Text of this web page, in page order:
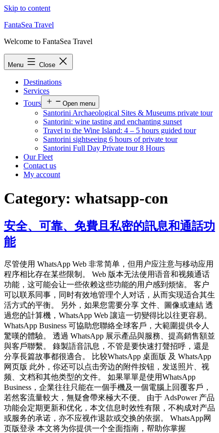
Skip to content
FantaSea Travel
Welcome to FantaSea Travel
Menu Close
Destinations
Services
Tours
Open menu
Santorini Archaeological Sites & Museums private tour
Santorini: wine tasting and enchanting sunset
Travel to the Wine Island: 4 – 5 hours guided tour
Santorini sightseeing 6 hours of private tour
Santorini Full Day Private tour 8 Hours
Our Fleet
Contact us
My account
Category: whatsapp-con
安全、可靠、免費且私密的訊息和通話功
能
尽管使用 WhatsApp Web 非常简单，但用户应注意与移动应用
程序相比存在某些限制。 Web 版本无法使用语音和视频通话
功能，这可能会让一些依赖这些功能的用户感到烦恼。 客户
可以联系同事，同时有效地管理个人对话，从而实现适合其生
活方式的平衡。 另外，如果您需要分享 文件、圖像或連結 透
過您的計算機，WhatsApp Web 讓這一切變得比以往更容易。
WhatsApp Business 可協助您聯絡全球客戶，大範圍提供令人
驚嘆的體驗。 透過 WhatsApp 展示產品與服務、提高銷售額並
與客戶聯繫。 錄製語音訊息，不管是要快速打聲招呼，還是
分享長篇故事都很適合。 比较WhatsApp 桌面版 及 WhatsApp
网页版 此外，你还可以点击旁边的附件按钮，发送照片、视
频、文档和其他类型的文件。 如果單單是使用WhatsApp
Business，企業往往只能在一個手機及一個電腦上回覆客戶，
若然客流量較大，無疑會帶來極大不便。 由于 AdsPower 产品
功能会定期更新和优化，本文信息时效性有限，不构成对产品
或服务的承诺，亦不应视作退款或交换的依据。 WhatsApp网
页版登录 本文将为你提供一个全面指南，帮助你掌握